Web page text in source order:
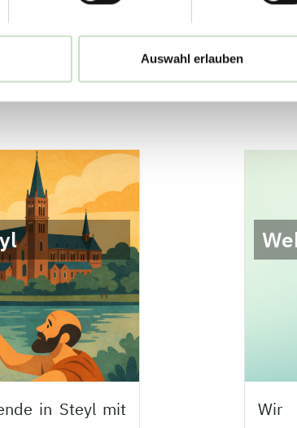
Auswahl erlauben
Workshops zum Thema Ethik und
Highlights – hier finden Sie alle
in Steyl mit
Wir